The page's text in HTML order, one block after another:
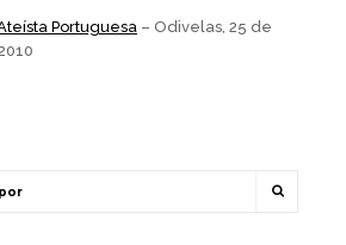
Portuguesa – Odivelas, 25 de